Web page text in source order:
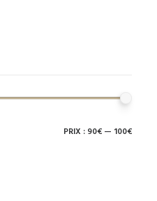
PRIX : 90€ — 100€